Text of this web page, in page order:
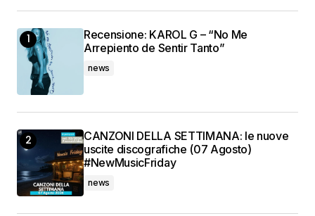
Recensione: KAROL G – “No Me
Arrepiento de Sentir Tanto”
news
CANZONI DELLA SETTIMANA: le nuove
uscite discografiche (07 Agosto)
#NewMusicFriday
news